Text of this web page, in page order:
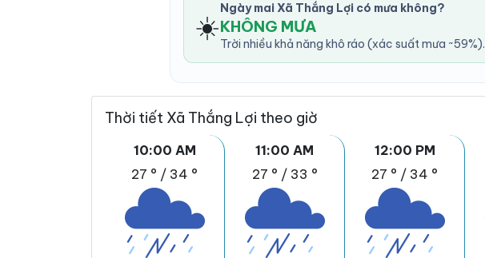
☀️
Ngày mai Xã Thắng Lợi có mưa không?
KHÔNG MƯA
Trời nhiều khả năng khô ráo (xác suất mưa ~59%).
Thời tiết Xã Thắng Lợi theo giờ
10:00 AM
27 ° / 34 °
11:00 AM
27 ° / 33 °
12:00 PM
27 ° / 34 °